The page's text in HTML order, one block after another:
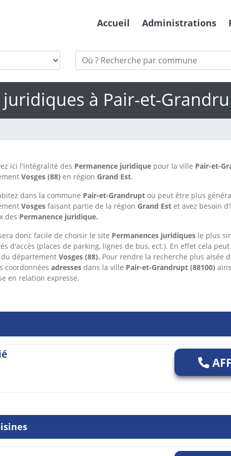
Accueil Administrations
juridiques à Pair-et-
ici l'intégralité des Permanence juridiquepour la ville Pair-et-
Vosges (88) en région Grand Est.
dans la commune Pair-et-Grandrupt ou peut être plus
Vosges faisant partie de la région Grand Est et avez besoin
des Permanence juridique.
donc facile de choisir le site Permanences juridiquesle plus
d'accès (places de parking, lignes de bus, ect.). En effet cela
département Vosges (88). Pour rendre la recherche plus aisée
coordonnées adressesdans la ville Pair-et-Grandrupt (88100)
en relation expresse.